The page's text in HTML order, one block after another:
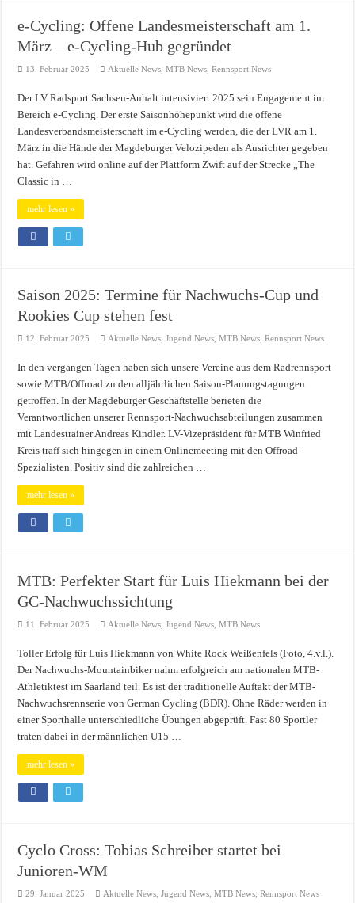
e-Cycling: Offene Landesmeisterschaft am 1.
März – e-Cycling-Hub gegründet
13. Februar 2025 Aktuelle News ,MTB News ,Rennsport News
Der LV Radsport Sachsen-Anhalt intensiviert 2025 sein Engagement im
Bereich e-Cycling. Der erste Saisonhöhepunkt wird die offene
Landesverbandsmeisterschaft im e-Cycling werden, die der LVR am 1.
März in die Hände der Magdeburger Velozipeden als Ausrichter gegeben
hat. Gefahren wird online auf der Plattform Zwift auf der Strecke „The
Classic in …
mehr lesen »
Saison 2025: Termine für Nachwuchs-Cup und
Rookies Cup stehen fest
12. Februar 2025 Aktuelle News ,Jugend News ,MTB News ,Rennsport News
In den vergangen Tagen haben sich unsere Vereine aus dem Radrennsport
sowie MTB/Offroad zu den alljährlichen Saison-Planungstagungen
getroffen. In der Magdeburger Geschäftstelle berieten die
Verantwortlichen unserer Rennsport-Nachwuchsabteilungen zusammen
mit Landestrainer Andreas Kindler. LV-Vizepräsident für MTB Winfried
Kreis traff sich hingegen in einem Onlinemeeting mit den Offroad-
Spezialisten. Positiv sind die zahlreichen …
mehr lesen »
MTB: Perfekter Start für Luis Hiekmann bei der
GC-Nachwuchssichtung
11. Februar 2025 Aktuelle News ,Jugend News ,MTB News
Toller Erfolg für Luis Hiekmann von White Rock Weißenfels (Foto, 4.v.l.).
Der Nachwuchs-Mountainbiker nahm erfolgreich am nationalen MTB-
Athletiktest im Saarland teil. Es ist der traditionelle Auftakt der MTB-
Nachwuchsrennserie von German Cycling (BDR). Ohne Räder werden in
einer Sporthalle unterschiedliche Übungen abgeprüft. Fast 80 Sportler
traten dabei in der männlichen U15 …
mehr lesen »
Cyclo Cross: Tobias Schreiber startet bei
Junioren-WM
29. Januar 2025 Aktuelle News ,Jugend News ,MTB News ,Rennsport News